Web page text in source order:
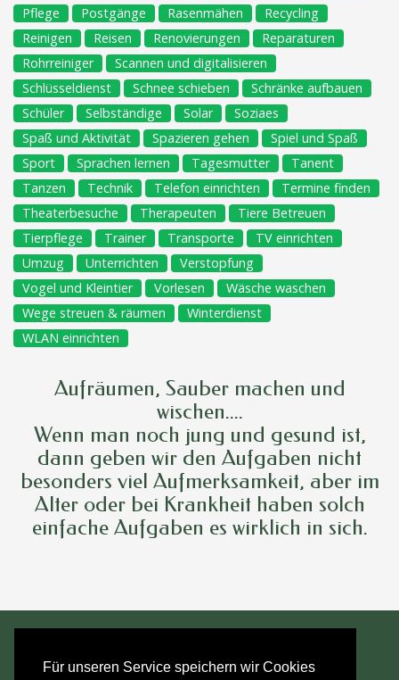
Für unseren Service speichern wir Cookies
Pflege
Postgänge Rasenmähen
Recycling
Reinigen
Reisen Renovierungen
Reparaturen
Rohrreiniger
Scannen und digitalisieren
Schlüsseldienst
Schnee schieben
Schränke aufbauen
Schüler
Selbständige Solar
Soziaes
Spaß und Aktivität
Spazieren gehen
Spiel und Spaß
Sport
Sprachen lernen Tagesmutter
Tanent
Tanzen
Technik Telefon einrichten
Termine finden
Theaterbesuche
Therapeuten
Tiere Betreuen
Tierpflege
Trainer Transporte
TV einrichten
Umzug
Unterrichten
Verstopfung
Vogel und Kleintier
Vorlesen
Wäsche waschen
Wege streuen & räumen
Winterdienst
WLAN einrichten
Aufräumen, Sauber machen und
wischen....
Wenn man noch jung und gesund ist,
dann geben wir den Aufgaben nicht
besonders viel Aufmerksamkeit, aber im
Alter oder bei Krankheit haben solch
einfache Aufgaben es wirklich in sich.